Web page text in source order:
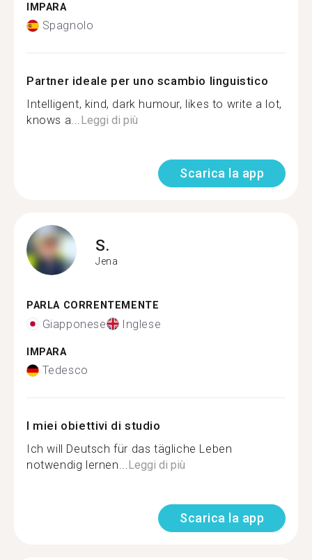
IMPARA
Spagnolo
Partner ideale per uno scambio linguistico
Intelligent, kind, dark humour, likes to write a lot,
knows a...Leggi di più
Scarica la app
S.
Jena
PARLA CORRENTEMENTE
Giapponese Inglese
IMPARA
Tedesco
I miei obiettivi di studio
Ich will Deutsch für das tägliche Leben
notwendig lernen...Leggi di più
Scarica la app